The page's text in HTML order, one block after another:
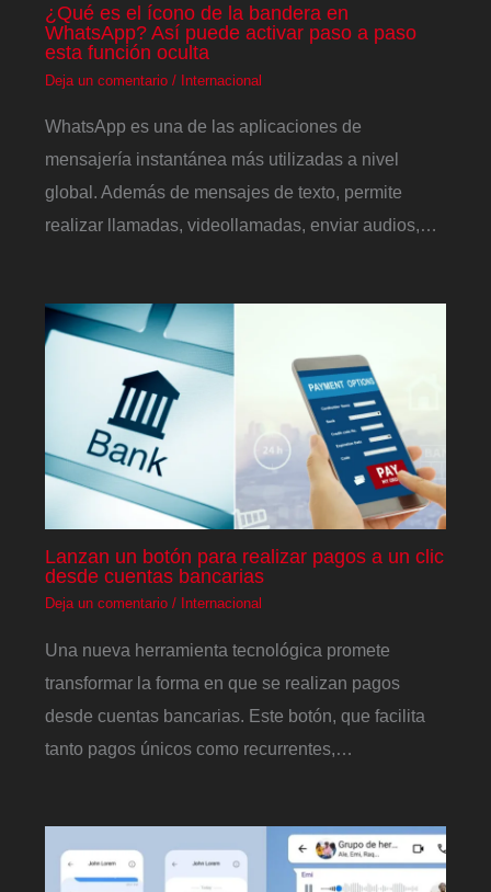
¿Qué es el ícono de la bandera en
WhatsApp? Así puede activar paso a paso
esta función oculta
Deja un comentario / Internacional
WhatsApp es una de las aplicaciones de
mensajería instantánea más utilizadas a nivel
global. Además de mensajes de texto, permite
realizar llamadas, videollamadas, enviar audios,…
Lanzan un botón para realizar pagos a un clic
desde cuentas bancarias
Deja un comentario / Internacional
Una nueva herramienta tecnológica promete
transformar la forma en que se realizan pagos
desde cuentas bancarias. Este botón, que facilita
tanto pagos únicos como recurrentes,…